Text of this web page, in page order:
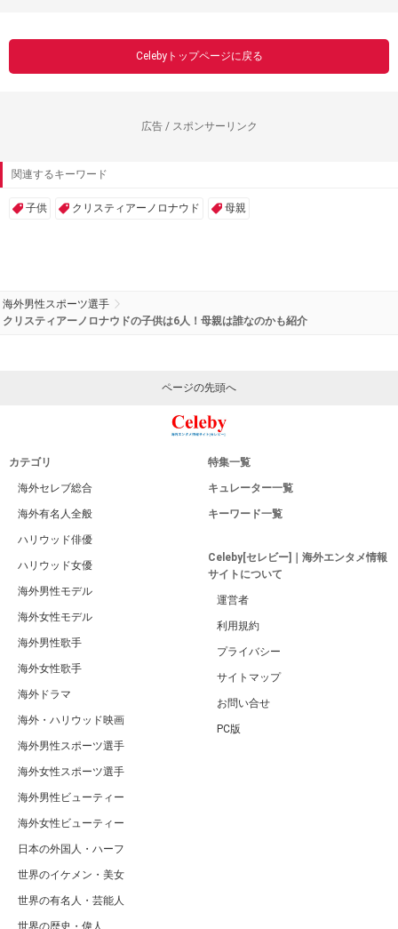
Celebyトップページに戻る
広告 / スポンサーリンク
関連するキーワード
子供 クリスティアーノロナウド 母親
海外男性スポーツ選手
クリスティアーノロナウドの子供は6人！母親は誰なのかも紹介
ページの先頭へ
カテゴリ
海外セレブ総合
海外有名人全般
ハリウッド俳優
ハリウッド女優
海外男性モデル
海外女性モデル
海外男性歌手
海外女性歌手
海外ドラマ
海外・ハリウッド映画
海外男性スポーツ選手
海外女性スポーツ選手
海外男性ビューティー
海外女性ビューティー
日本の外国人・ハーフ
世界のイケメン・美女
世界の有名人・芸能人
世界の歴史・偉人
特集一覧
キュレーター一覧
キーワード一覧
Celeby[セレビー]｜海外エンタメ情報
サイトについて
運営者
利用規約
プライバシー
サイトマップ
お問い合せ
PC版